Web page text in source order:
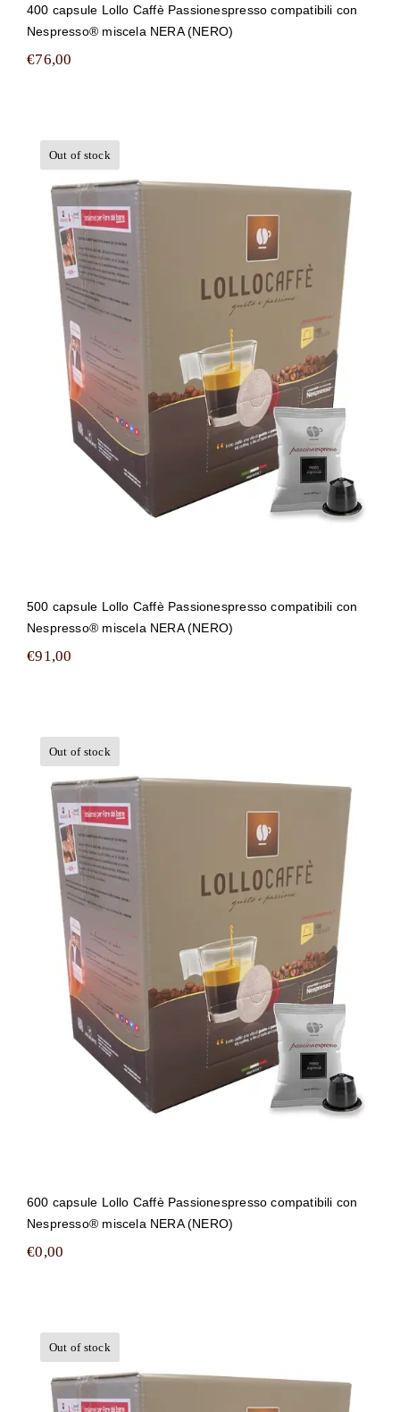
400 capsule Lollo Caffè Passionespresso compatibili con
Nespresso® miscela NERA (NERO)
€76,00
Out of stock
500 capsule Lollo Caffè
Passionespresso compatibili con
Nespresso® miscela NERA (NERO)
500 capsule Lollo Caffè Passionespresso compatibili con
Nespresso® miscela NERA (NERO)
€91,00
Out of stock
600 capsule Lollo Caffè
Passionespresso compatibili con
Nespresso® miscela NERA (NERO)
600 capsule Lollo Caffè Passionespresso compatibili con
Nespresso® miscela NERA (NERO)
€0,00
Out of stock